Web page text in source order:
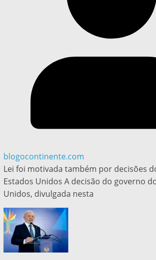
blogocontinente.com
Lei foi motivada também por decisões
Estados Unidos A decisão do governo
Unidos, divulgada nesta